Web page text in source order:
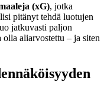
(xG), jotka
pitänyt tehdä luotujen
jatkuvasti paljon
olla aliarvostettu – ja siten